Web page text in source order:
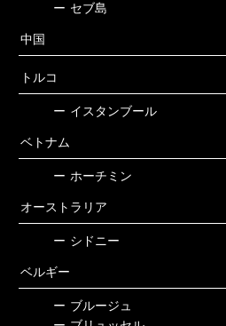
ー セブ島
中国
トルコ
ー イスタンブール
ベトナム
ー ホーチミン
オーストラリア
ー シドニー
ベルギー
ー ブルージュ